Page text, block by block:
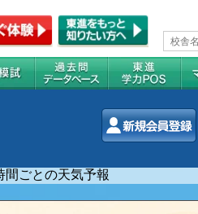
間ごとの天気予報